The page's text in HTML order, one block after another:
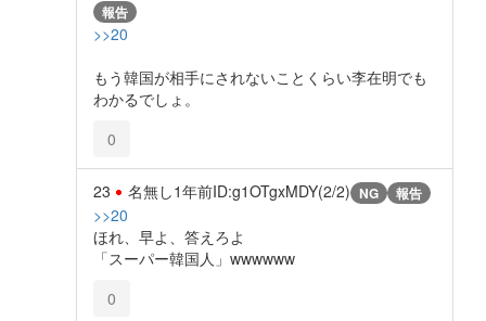
報告
>>20
もう韓国が相手にされないことくらい李在明でも
わかるでしょ。
0
23 名無し1年前ID:g1OTgxMDY(2/2) NG 報告
>>20
ほれ、早よ、答えろよ
「スーパー韓国人」wwwwww
0